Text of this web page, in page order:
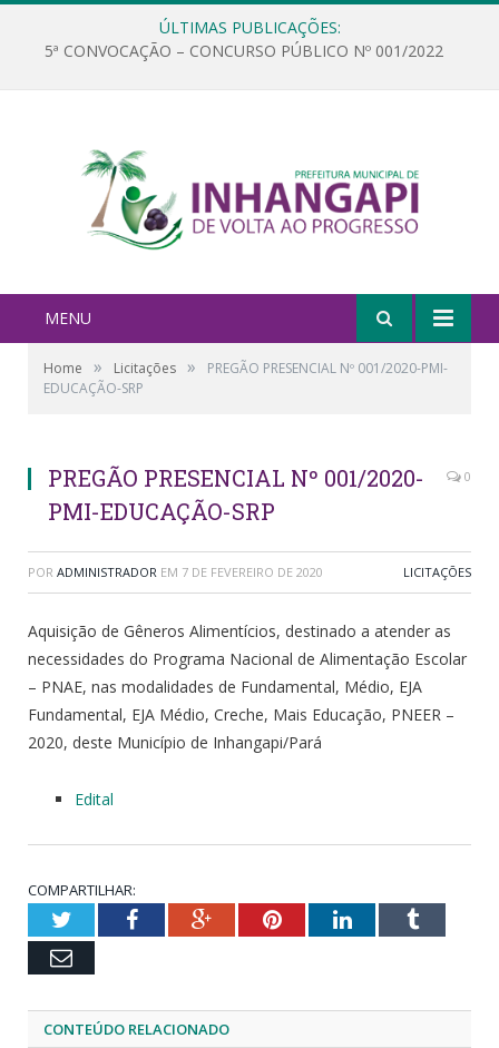
ÚLTIMAS PUBLICAÇÕES:
5ª CONVOCAÇÃO – CONCURSO PÚBLICO Nº 001/2022
MENU
Home » Licitações »
PREGÃO PRESENCIAL Nº 001/2020-PMI-
EDUCAÇÃO-SRP
PREGÃO PRESENCIAL Nº 001/2020-
PMI-EDUCAÇÃO-SRP
0
POR ADMINISTRADOR EM 7 DE FEVEREIRO DE 2020 LICITAÇÕES
Aquisição de Gêneros Alimentícios, destinado a atender as
necessidades do Programa Nacional de Alimentação Escolar
– PNAE, nas modalidades de Fundamental, Médio, EJA
Fundamental, EJA Médio, Creche, Mais Educação, PNEER –
2020, deste Município de Inhangapi/Pará
Edital
COMPARTILHAR:
TwitterFacebookGoogle+PinterestLinkedInTumblr
Email
CONTEÚDO RELACIONADO